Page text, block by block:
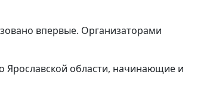
впервые. Организаторами
Ярославской области, начинающие и